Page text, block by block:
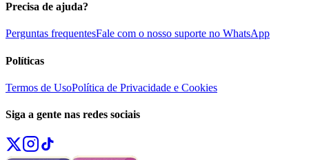
Precisa de ajuda?
Perguntas frequentesFale com o nosso suporte no WhatsApp
Políticas
Termos de UsoPolítica de Privacidade e Cookies
Siga a gente nas redes sociais